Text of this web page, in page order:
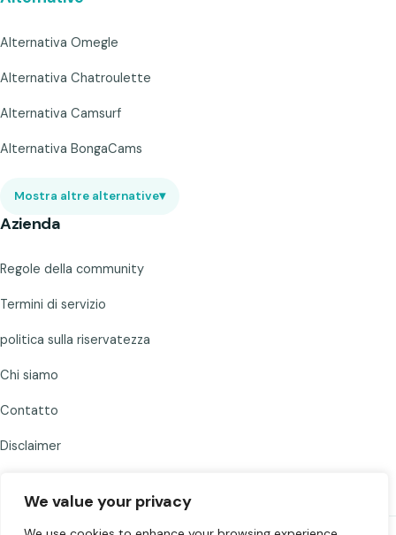
We value your privacy
Alternativa Omegle
Alternativa Chatroulette
Alternativa Camsurf
Alternativa BongaCams
Mostra altre alternative▾
Azienda
Regole della community
Termini di servizio
politica sulla riservatezza
Chi siamo
Contatto
Disclaimer